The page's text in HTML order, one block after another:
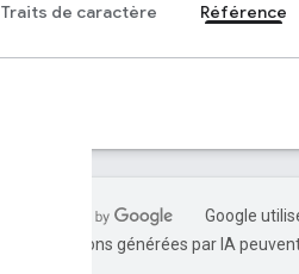
Traits de caractère Référence
Google
traductions générées par IA